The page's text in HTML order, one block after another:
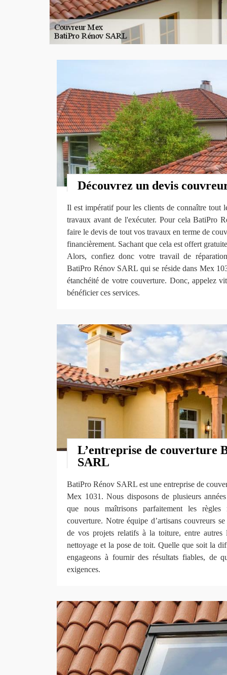
Découvrez un devis
Il est impératif pour les clients de connaître tout
travaux avant de l'exécuter. Pour cela BatiPro
faire le devis de tout vos travaux en terme de
financièrement. Sachant que cela est offert
Alors, confiez donc votre travail de
BatiPro Rénov SARL qui se réside dans Mex
étanchéité de votre couverture. Donc, appelez
bénéficier ces services.
L’entreprise de couverture
SARL
BatiPro Rénov SARL est une entreprise de
Mex 1031. Nous disposons de plusieurs
que nous maîtrisons parfaitement les
couverture. Notre équipe d’artisans couvreurs
de vos projets relatifs à la toiture, entre
nettoyage et la pose de toit. Quelle que soit la
engageons à fournir des résultats fiables, de
exigences.